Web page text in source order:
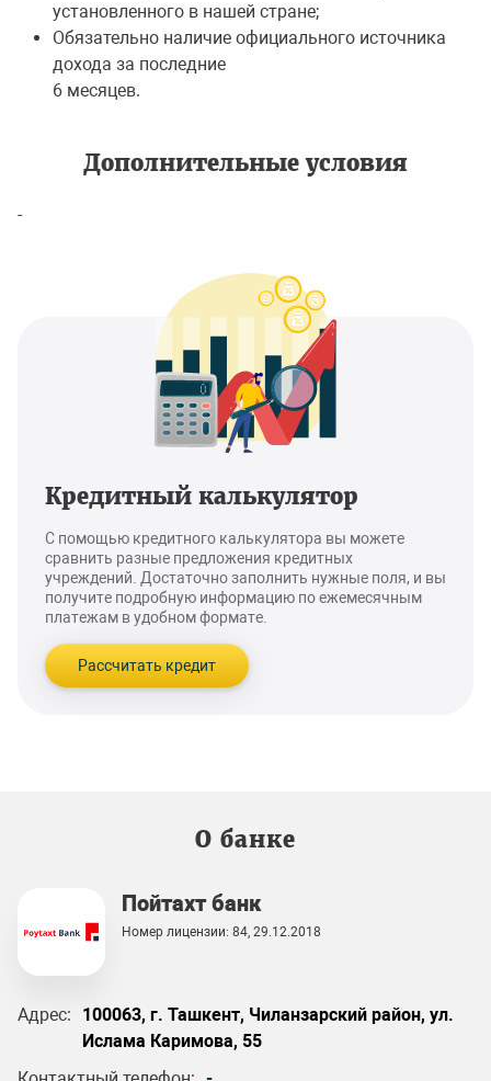
установленного в нашей стране;
Обязательно наличие официального источника
дохода за последние
6 месяцев.
Дополнительные условия
-
Кредитный калькулятор
С помощью кредитного калькулятора вы можете
сравнить разные предложения кредитных
учреждений. Достаточно заполнить нужные поля, и вы
получите подробную информацию по ежемесячным
платежам в удобном формате.
Рассчитать кредит
О банке
Пойтахт банк
Номер лицензии: 84, 29.12.2018
Адрес:
100063, г. Ташкент, Чиланзарский район, ул.
Ислама Каримова, 55